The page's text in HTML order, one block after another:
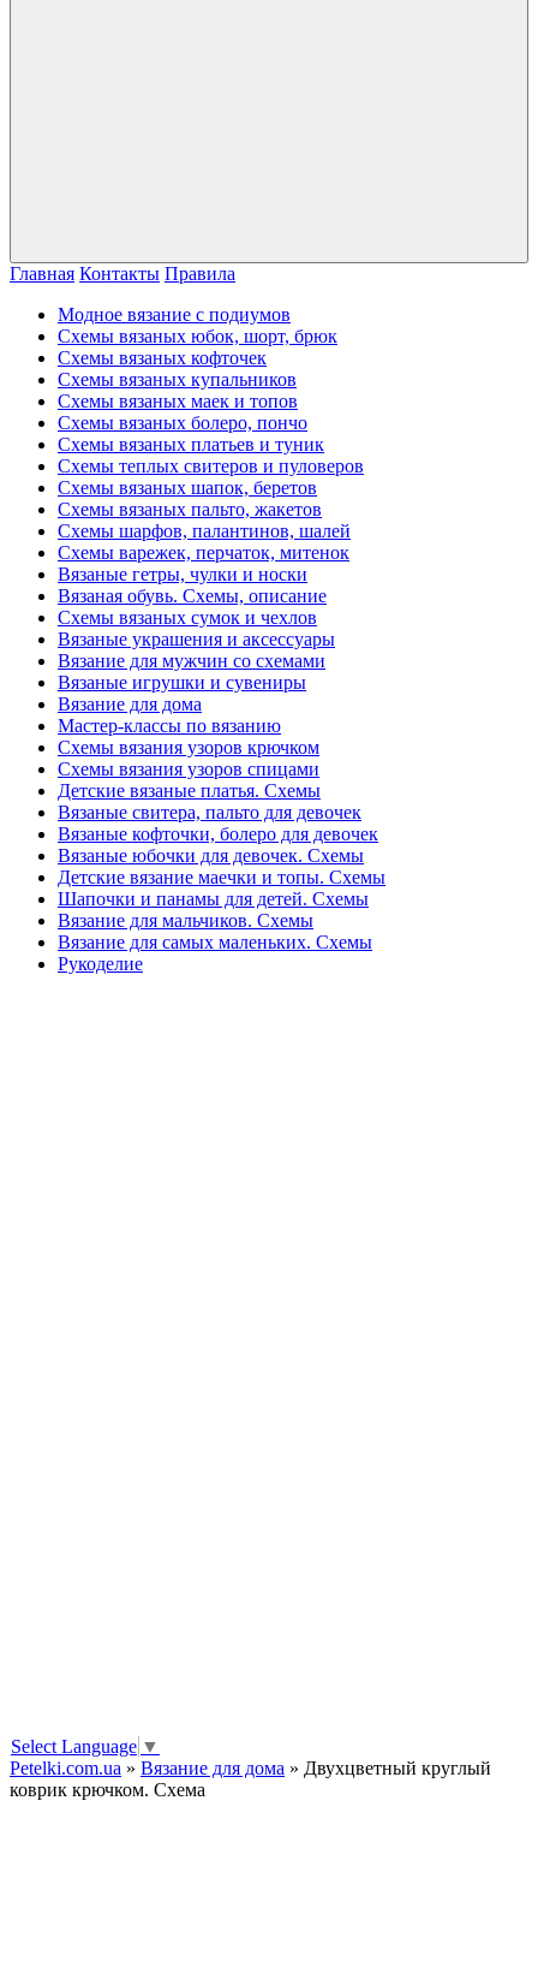
Главная Контакты Правила
Модное вязание с подиумов
Схемы вязаных юбок, шорт, брюк
Схемы вязаных кофточек
Схемы вязаных купальников
Схемы вязаных маек и топов
Схемы вязаных болеро, пончо
Схемы вязаных платьев и туник
Схемы теплых свитеров и пуловеров
Схемы вязаных шапок, беретов
Схемы вязаных пальто, жакетов
Схемы шарфов, палантинов, шалей
Схемы варежек, перчаток, митенок
Вязаные гетры, чулки и носки
Вязаная обувь. Схемы, описание
Схемы вязаных сумок и чехлов
Вязаные украшения и аксессуары
Вязание для мужчин со схемами
Вязаные игрушки и сувениры
Вязание для дома
Мастер-классы по вязанию
Схемы вязания узоров крючком
Схемы вязания узоров спицами
Детские вязаные платья. Схемы
Вязаные свитера, пальто для девочек
Вязаные кофточки, болеро для девочек
Вязаные юбочки для девочек. Схемы
Детские вязание маечки и топы. Схемы
Шапочки и панамы для детей. Схемы
Вязание для мальчиков. Схемы
Вязание для самых маленьких. Схемы
Рукоделие
Select Language ▼
Petelki.com.ua » Вязание для дома » Двухцветный круглый
коврик крючком. Схема